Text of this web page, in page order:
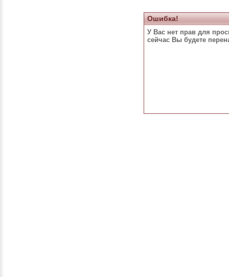
Ошибка!
У Вас нет прав для
сейчас Вы будете